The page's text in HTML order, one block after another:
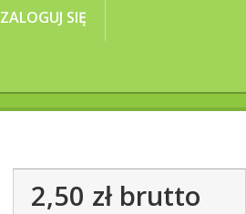
ZALOGUJ SIĘ
2,50 złbrutto